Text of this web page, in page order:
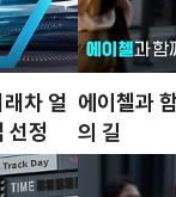
차 얼
선정
에이첼과
의 길